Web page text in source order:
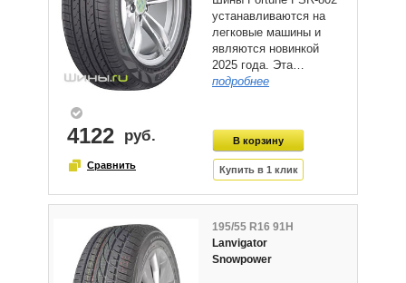
устанавливаются на
легковые машины и
являются новинкой
2025 года. Эта…
подробнее
4122
195/55 R16 91H
Lanvigator
Snowpower